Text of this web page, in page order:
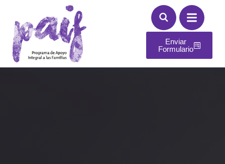
Enviar
Formulario